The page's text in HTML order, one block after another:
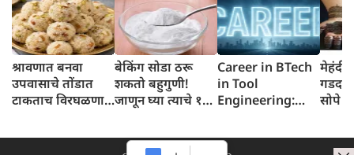
श्रावणात बनवा
उपवासाचे तोंडात
टाकताच विरघळणारे
बेकिंग सोडा ठरू
शकतो बहुगुणी!
जाणून घ्या त्याचे १०
Career in BTech
in Tool
Engineering:
करिअर बनवा पात्रता,
गडद
सोपे